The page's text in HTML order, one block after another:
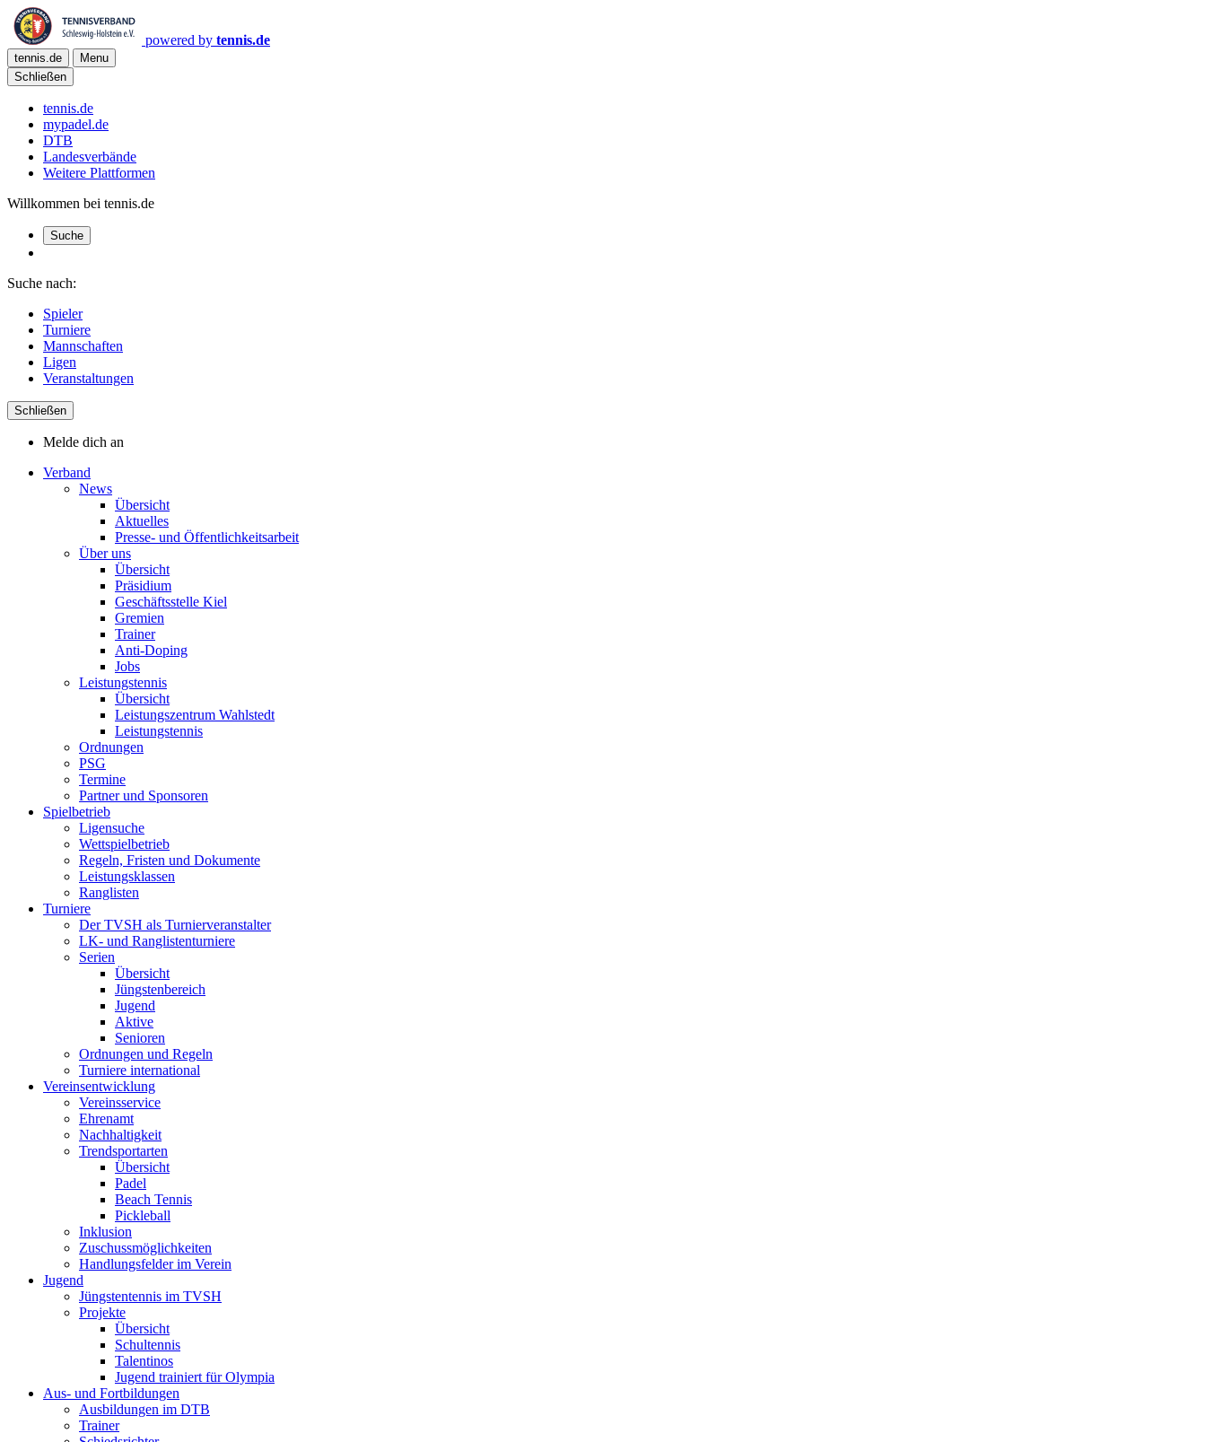
powered by tennis.de
tennis.de
Menu
Schließen
tennis.de
mypadel.de
DTB
Landesverbände
Weitere Plattformen
Willkommen bei tennis.de
Suche
Suche nach:
Spieler
Turniere
Mannschaften
Ligen
Veranstaltungen
Schließen
Melde dich an
Verband
News
Übersicht
Aktuelles
Presse- und Öffentlichkeitsarbeit
Über uns
Übersicht
Präsidium
Geschäftsstelle Kiel
Gremien
Trainer
Anti-Doping
Jobs
Leistungstennis
Übersicht
Leistungszentrum Wahlstedt
Leistungstennis
Ordnungen
PSG
Termine
Partner und Sponsoren
Spielbetrieb
Ligensuche
Wettspielbetrieb
Regeln, Fristen und Dokumente
Leistungsklassen
Ranglisten
Turniere
Der TVSH als Turnierveranstalter
LK- und Ranglistenturniere
Serien
Übersicht
Jüngstenbereich
Jugend
Aktive
Senioren
Ordnungen und Regeln
Turniere international
Vereinsentwicklung
Vereinsservice
Ehrenamt
Nachhaltigkeit
Trendsportarten
Übersicht
Padel
Beach Tennis
Pickleball
Inklusion
Zuschussmöglichkeiten
Handlungsfelder im Verein
Jugend
Jüngstentennis im TVSH
Projekte
Übersicht
Schultennis
Talentinos
Jugend trainiert für Olympia
Aus- und Fortbildungen
Ausbildungen im DTB
Trainer